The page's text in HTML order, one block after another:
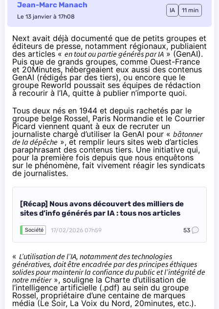
Jean-Marc Manach
Le 13 janvier à 17h08
IA 11 min
Next avait déjà documenté que de petits groupes et
éditeurs de presse, notamment régionaux, publiaient
des articles « en tout ou partie générés par IA » (GenAI).
Puis que de grands groupes, comme Ouest-France
et 20Minutes, hébergeaient eux aussi des contenus
GenAI (rédigés par des tiers), ou encore que le
groupe Reworld poussait ses équipes de rédaction
à recourir à l’IA, quitte à publier n’importe quoi.
Tous deux nés en 1944 et depuis rachetés par le
groupe belge Rossel, Paris Normandie et le Courrier
Picard viennent quant à eux de recruter un
journaliste chargé d’utiliser la GenAI pour « bâtonner
de la dépêche », et remplir leurs sites web d’articles
paraphrasant des contenus tiers. Une initiative qui,
pour la première fois depuis que nous enquêtons
sur le phénomène, fait vivement réagir les syndicats
de journalistes.
[Récap] Nous avons découvert des milliers de
sites d’info générés par IA : tous nos articles
Société 17/02/2026 07h59 53
« L’utilisation de l’IA, notamment des technologies
génératives, doit être encadrée par des principes éthiques
solides pour maintenir la confiance du public et l’intégrité de
notre métier», souligne la Charte d’utilisation de
l’intelligence artificielle (.pdf) au sein du groupe
Rossel, propriétaire d’une centaine de marques
média (Le Soir, La Voix du Nord, 20minutes, etc.).